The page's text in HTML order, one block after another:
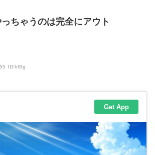
ちゃうのは完全にアウト
ID:hISg